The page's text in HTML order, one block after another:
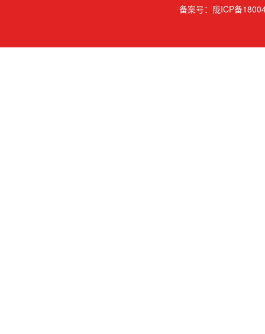
备案号： 陇ICP备